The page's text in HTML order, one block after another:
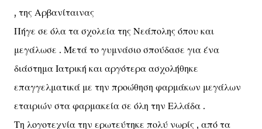
, της Αρβανίταινας
Πήγε σε όλα τα σχολεία της Νεάπολης όπου και
μεγάλωσε . Μετά το γυμνάσιο σπούδασε για ένα
διάστημα Ιατρική και αργότερα ασχολήθηκε
επαγγελματικά με την προώθηση φαρμάκων μεγάλων
εταιριών στα φαρμακεία σε όλη την Ελλάδα .
Τη λογοτεχνία την ερωτεύτηκε πολύ νωρίς , από τα